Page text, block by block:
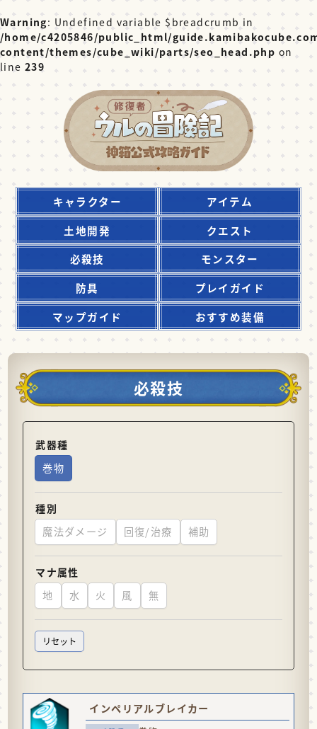
Warning: Undefined variable $breadcrumb in
/home/c4205846/public_html/
content/themes/cube_wiki/parts/seo_head.php on
line 239
キャラクター
アイテム
土地開発
クエスト
必殺技
モンスター
防具
プレイガイド
マップガイド
おすすめ装備
必殺技
武器種
巻物
種別
魔法ダメージ
回復/治療 補助
マナ属性
地
水 火 風 無
インペリアルブレイカー